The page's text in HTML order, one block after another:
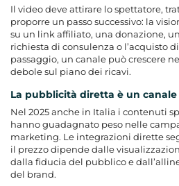
Il video deve attirare lo spettatore,
proporre un passo successivo: la
su un link affiliato, una donazione,
richiesta di consulenza o l’acquisto
passaggio, un canale può crescere
debole sul piano dei ricavi.
La pubblicità diretta è un canale
Nel 2025 anche in Italia i contenuti
hanno guadagnato peso nelle
marketing. Le integrazioni dirette
il prezzo dipende dalle
dalla fiducia del pubblico e
del brand.